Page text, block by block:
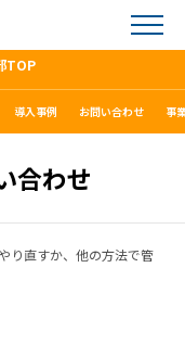
TOP
導入事例 お問い合わせ 事
合わせ
り直すか、他の方法で管